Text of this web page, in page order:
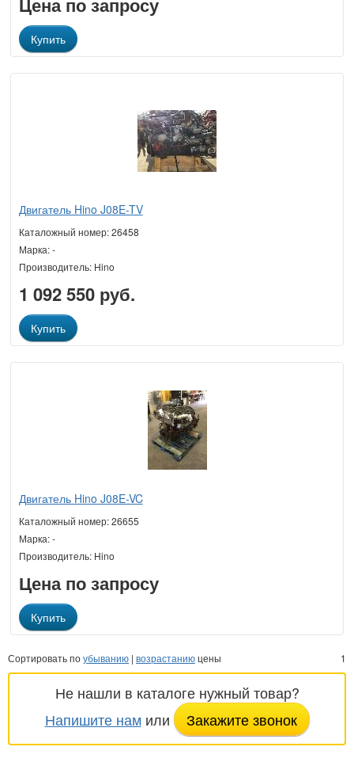
Купить
Двигатель Hino J08E-TV
Каталожный номер: 26458
Марка: -
Производитель: Hino
1 092 550 руб.
Купить
Двигатель Hino J08E-VC
Каталожный номер: 26655
Марка: -
Производитель: Hino
Цена по запросу
Купить
Сортировать поубыванию | возрастаниюцены 1
Не нашли в каталоге нужный товар?
Напишите намили Закажите звонок